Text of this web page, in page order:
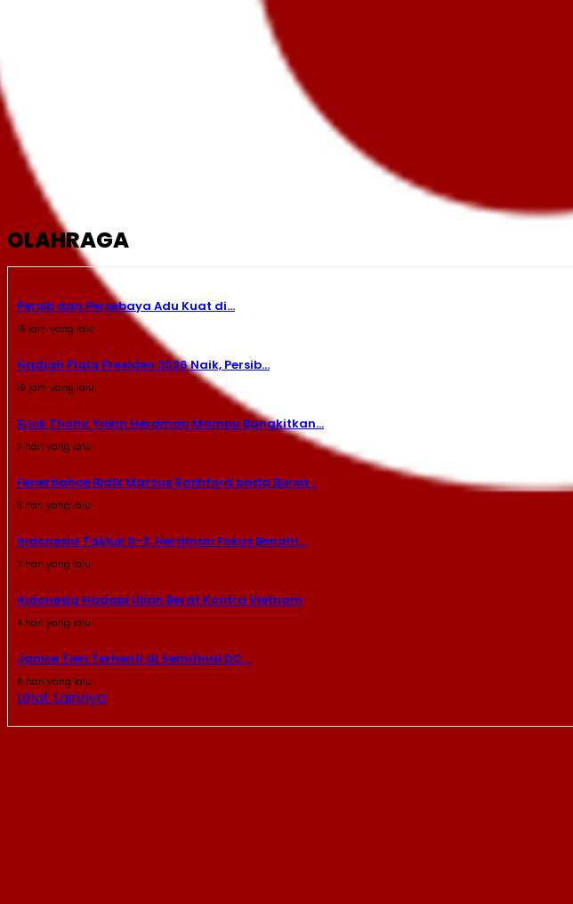
OLAHRAGA
Persib dan Persebaya Adu Kuat di...
16 jam yang lalu
Hadiah Piala Presiden 2026 Naik, Persib...
19 jam yang lalu
Erick Thohir Yakin Herdman Mampu Bangkitkan...
3 hari yang lalu
Fenerbahce Bidik Marcus Rashford pada Bursa...
3 hari yang lalu
Indonesia Takluk 0-3, Herdman Fokus Benahi...
3 hari yang lalu
Indonesia Hadapi Ujian Berat Kontra Vietnam
4 hari yang lalu
Janice Tjen Terhenti di Semifinal DC...
6 hari yang lalu
Lihat Lainnya